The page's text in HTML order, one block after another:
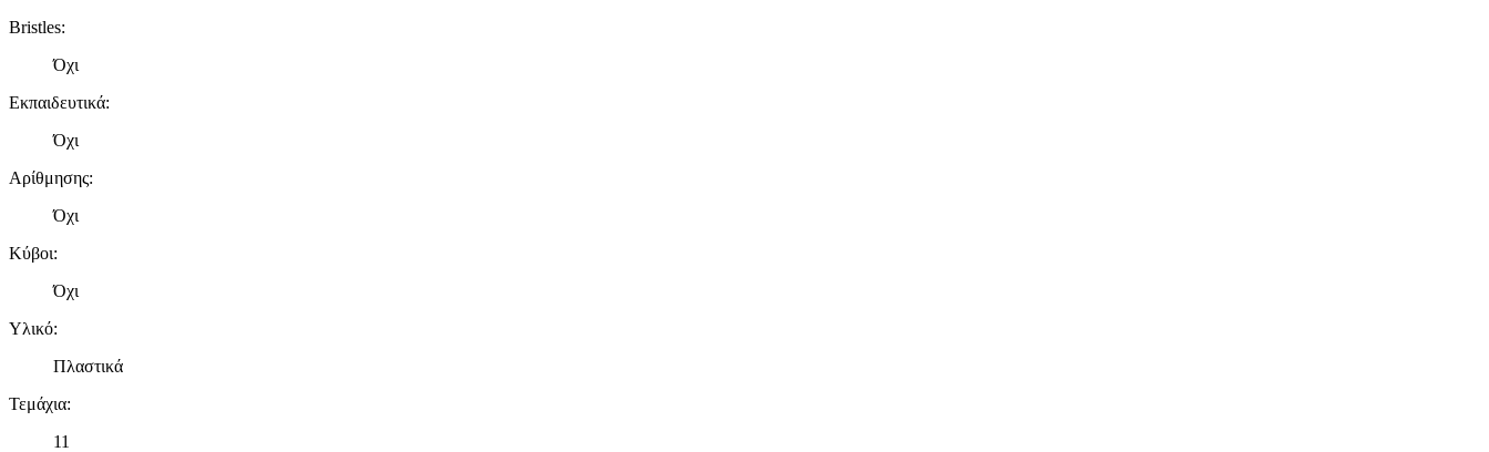
Bristles:
Όχι
Εκπαιδευτικά:
Όχι
Αρίθμησης:
Όχι
Κύβοι:
Όχι
Υλικό:
Πλαστικά
Τεμάχια:
11